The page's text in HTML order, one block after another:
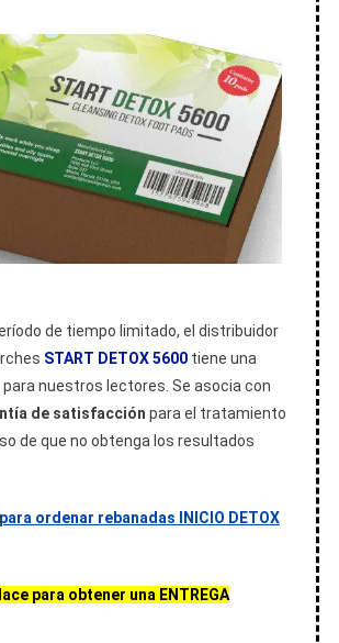
de tiempo limitado, el distribuidor
START DETOX 5600tiene una
nuestros lectores. Se asocia con
de satisfacción para el tratamiento
de que no obtenga los resultados
ordenar rebanadas INICIO DETOX
para obtener una ENTREGA